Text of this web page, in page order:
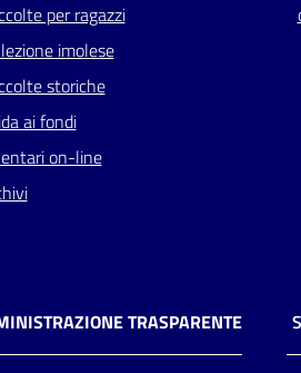
per ragazzi
imolese
storiche
ai fondi
on-line
TRASPARENTE